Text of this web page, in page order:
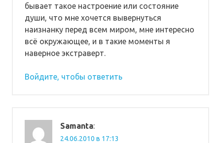
бывает такое настроение или состояние
души, что мне хочется вывернуться
наизнанку перед всем миром, мне интересно
всё окружающее, и в такие моменты я
наверное экстраверт.
Войдите, чтобы ответить
Samanta:
24.06.2010 в 17:13